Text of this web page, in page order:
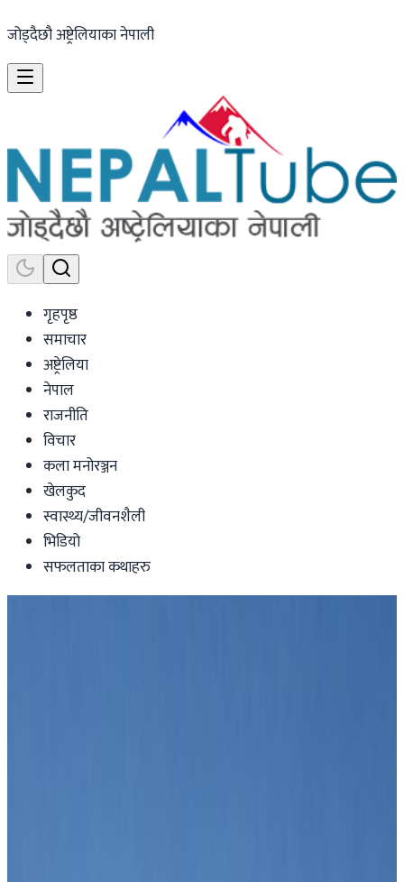
जोड्दैछौ अष्ट्रेलियाका नेपाली
गृहपृष्ठ
समाचार
अष्ट्रेलिया
नेपाल
राजनीति
विचार
कला मनोरञ्जन
खेलकुद
स्वास्थ्य/जीवनशैली
भिडियो
सफलताका कथाहरु